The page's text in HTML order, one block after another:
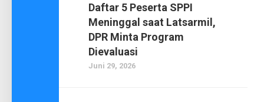
Daftar 5 Peserta SPPI
Meninggal saat Latsarmil,
DPR Minta Program
Dievaluasi
Juni 29, 2026